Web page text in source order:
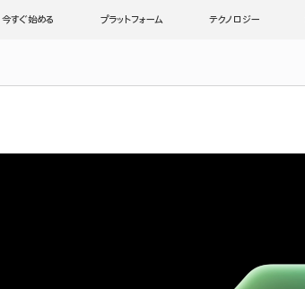
今すぐ始める プラットフォーム テクノロジー